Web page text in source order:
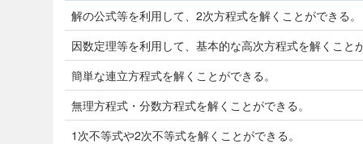
解の公式等を利用して、2次方程式を解くことができる。
因数定理等を利用して、基本的な高次方程式を解くこと
簡単な連立方程式を解くことができる。
無理方程式・分数方程式を解くことができる。
1次不等式や2次不等式を解くことができる。